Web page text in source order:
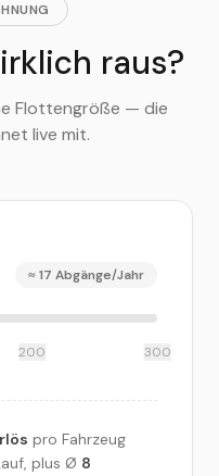
raus?
Flottengröße — die
live mit.
≈17 Abgänge/Jahr
200 300
pro Fahrzeug
plus Ø 8